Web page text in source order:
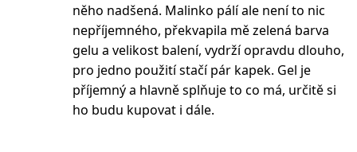
něho nadšená. Malinko pálí ale není to nic
nepříjemného, překvapila mě zelená barva
gelu a velikost balení, vydrží opravdu dlouho,
pro jedno použití stačí pár kapek. Gel je
příjemný a hlavně splňuje to co má, určitě si
ho budu kupovat i dále.